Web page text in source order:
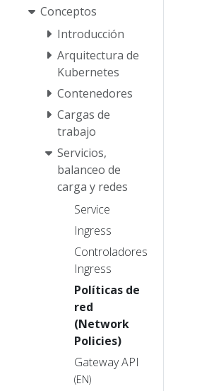
Conceptos
Introducción
Arquitectura de
Kubernetes
Contenedores
Cargas de
trabajo
Servicios,
balanceo de
carga y redes
Service
Ingress
Controladores
Ingress
Políticas de
red
(Network
Policies)
Gateway API
(EN)